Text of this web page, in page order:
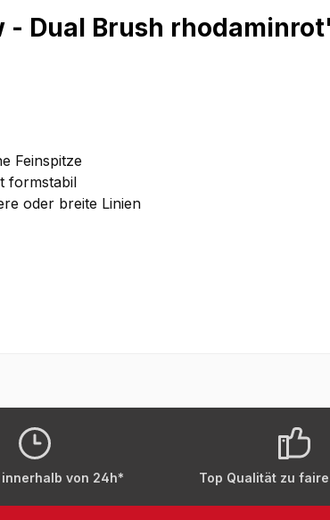
Dual Brush
Feinspitze
formstabil
oder breite Linien
von 24h* Top Qualität zu